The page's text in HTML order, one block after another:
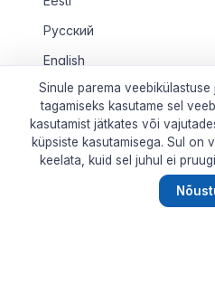
Русский
English
© 2026 Tallinn2011. Все
Tallinn2011 ·
Sinule parema
tagamiseks kasutame sel
kasutamist jätkates või
küpsiste kasutamisega. Sul on
keelata, kuid sel juhul ei